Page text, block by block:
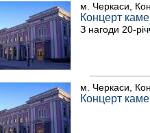
м. Черкаси,
Концерт
З нагоди 20-
м. Черкаси,
Концерт